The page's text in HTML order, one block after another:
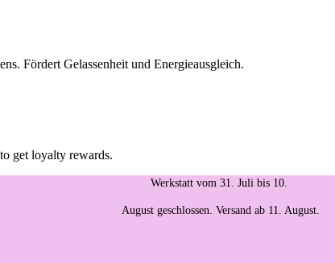
Fördert Gelassenheit und Energieausgleich.
get loyalty rewards.
Werkstatt vom 31. Juli bis 10.
August geschlossen. Versand ab 11. August.